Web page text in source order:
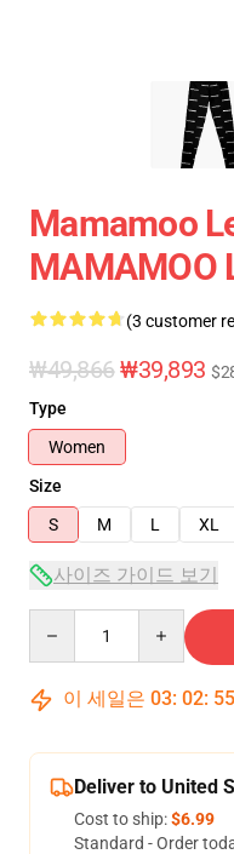
Mamamoo
MAMAMOO
(3 customer
₩49,866₩39,893
Type
Women
Size
S
M L XL
사이즈 가이드 보기
이 세일은 03: 02: 54
Deliver to United
Cost to ship:$6.99
Standard - Order